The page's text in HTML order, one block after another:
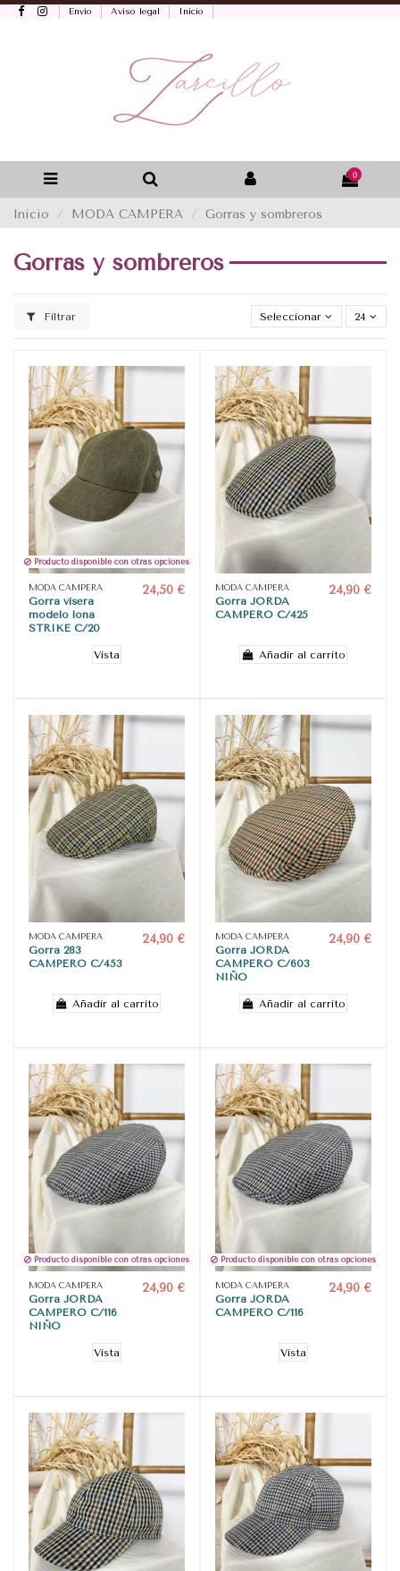
Envío Aviso legal Inicio
0
Inicio MODA CAMPERA Gorras y sombreros
Gorras y sombreros
Filtrar Seleccionar 24
Producto disponible con otras opciones
MODA CAMPERA
Gorra visera
modelo lona
STRIKE C/20
24,50 €
Vista
MODA CAMPERA
Gorra JORDA
CAMPERO C/425
24,90 €
Añadir al carrito
MODA CAMPERA
Gorra 283
CAMPERO C/453
24,90 €
Añadir al carrito
MODA CAMPERA
Gorra JORDA
CAMPERO C/603
NIÑO
24,90 €
Añadir al carrito
Producto disponible con otras opciones
MODA CAMPERA
Gorra JORDA
CAMPERO C/116
NIÑO
24,90 €
Vista
Producto disponible con otras opciones
MODA CAMPERA
Gorra JORDA
CAMPERO C/116
24,90 €
Vista